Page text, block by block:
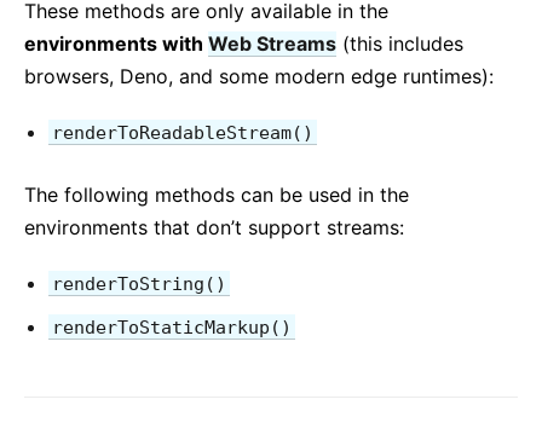
These methods are only available in the
environments with Web Streams (this includes
browsers, Deno, and some modern edge runtimes):
renderToReadableStream()
The following methods can be used in the
environments that don’t support streams:
renderToString()
renderToStaticMarkup()
Portálok
Futás-elemző
React JSX nélkül
Ref-ek és a DOM
Statikus típusellenőrzés
Szigorú mód